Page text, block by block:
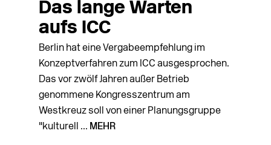
Das lange Warten
aufs ICC
Berlin hat eine Vergabeempfehlung im
Konzeptverfahren zum ICC ausgesprochen.
Das vor zwölf Jahren außer Betrieb
genommene Kongresszentrum am
Westkreuz soll von einer Planungsgruppe
"kulturell ... MEHR